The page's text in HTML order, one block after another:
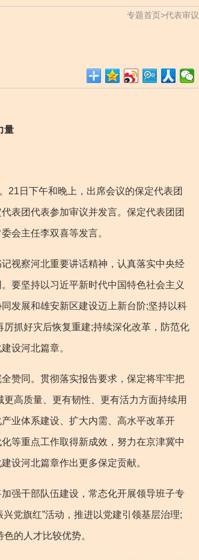
专题首页>代表审议
量
日下午和晚上，出席会议的保定代表团
表团代表参加审议并发言。保定代表团团
会主任李双喜等发言。
视察河北重要讲话精神，认真落实中央经
要坚持以习近平新时代中国特色社会主义
发展和雄安新区建设迈上新台阶;坚持以科
抓好灾后恢复重建;持续深化改革，防范化
设河北篇章。
赞同。贯彻落实报告要求，保定将牢牢把
高质量、更有韧性、更有活力方面持续用
业体系建设、扩大内需、高水平改革开
等重点工作取得新成效，努力在京津冀中
设河北篇章作出更多保定贡献。
强干部队伍建设，常态化开展领导班子专
党旗红”活动，推进以党建引领基层治理;
的人才比较优势。